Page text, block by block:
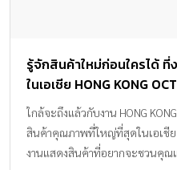
รู้จักสินค้าใหม่ก่อนใครได้
ในเอเชีย HONG KONG
ใกล้จะถึงแล้วกับงาน HONG
สินค้าคุณภาพที่ใหญ่ที่สุดในเอเชี
งานแสดงสินค้าที่อยากจะชวนคุณ